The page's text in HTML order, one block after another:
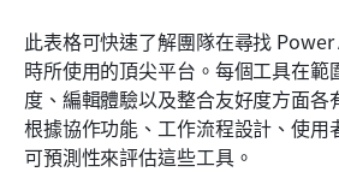
此表格可快速了解團隊在尋找
時所使用的頂尖平台。每個工具在範
度、編輯體驗以及整合友好度方面各
根據協作功能、工作流程設計、使用
可預測性來評估這些工具。